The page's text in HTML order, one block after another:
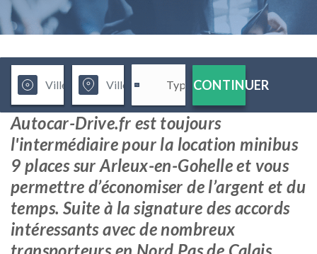
CONTINUER
Autocar-Drive.fr est toujours
l'intermédiaire pour la location minibus
9 places sur Arleux-en-Gohelle et vous
permettre d’économiser de l’argent et du
temps. Suite à la signature des accords
intéressants avec de nombreux